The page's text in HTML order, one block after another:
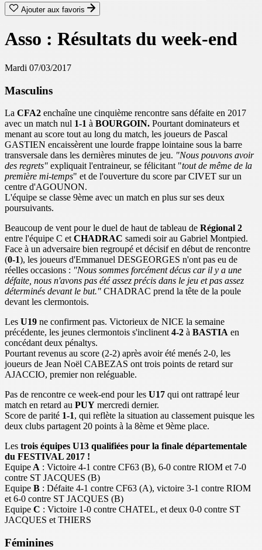
Ajouter aux favoris
Asso : Résultats du week-end
Mardi 07/03/2017
Masculins
La CFA2 enchaîne une cinquième rencontre sans défaite en 2017
avec un match nul 1-1 à BOURGOIN. Pourtant dominateurs et
menant au score tout au long du match, les joueurs de Pascal
GASTIEN encaissèrent une lourde frappe lointaine sous la barre
transversale dans les dernières minutes de jeu. "Nous pouvons avoir
des regrets" expliquait l'entraineur, se félicitant "tout de même de la
première mi-temps" et de l'ouverture du score par CIVET sur un
centre d'AGOUNON.
L'équipe se classe 9ème avec un match en plus sur ses deux
poursuivants.
Beaucoup de vent pour le duel de haut de tableau de Régional 2
entre l'équipe C et CHADRAC samedi soir au Gabriel Montpied.
Face à un adversaire bien regroupé et décisif en début de rencontre
(0-1), les joueurs d'Emmanuel DESGEORGES n'ont pas eu de
réelles occasions : "Nous sommes forcément décus car il y a une
défaite, nous n'avons pas été assez précis dans le jeu et pas assez
déterminés devant le but." CHADRAC prend la tête de la poule
devant les clermontois.
Les U19 ne confirment pas. Victorieux de NICE la semaine
précédente, les jeunes clermontois s'inclinent 4-2 à BASTIA en
concédant deux pénaltys.
Pourtant revenus au score (2-2) après avoir été menés 2-0, les
joueurs de Jean Noël CABEZAS ont trois points de retard sur
AJACCIO, premier non reléguable.
Pas de rencontre ce week-end pour les U17 qui ont rattrapé leur
match en retard au PUY mercredi dernier.
Score de parité 1-1, qui reflète la situation au classement puisque les
deux clubs partagent 20 points à la 8ème et 9ème place.
Les trois équipes U13 qualifiées pour la finale départementale
du FESTIVAL 2017 !
Equipe A : Victoire 4-1 contre CF63 (B), 6-0 contre RIOM et 7-0
contre ST JACQUES (B)
Equipe B : Défaite 4-1 contre CF63 (A), victoire 3-1 contre RIOM
et 6-0 contre ST JACQUES (B)
Equipe C : Victoire 1-0 contre CHATEL, et deux 0-0 contre ST
JACQUES et THIERS
Féminines